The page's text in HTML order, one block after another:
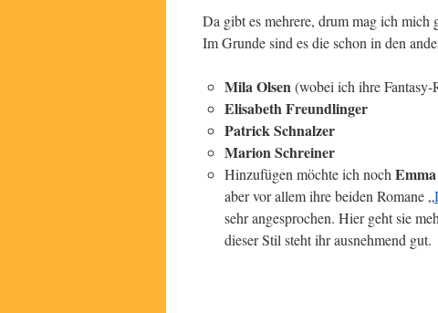
Da gibt es mehrere, drum mag ich mich
Im Grunde sind es die schon in den
Mila Olsen(wobei ich ihre Fantasy-
Elisabeth Freundlinger
Patrick Schnalzer
Marion Schreiner
Hinzufügen möchte ich noch
aber vor allem ihre beiden Romane „
sehr angesprochen. Hier geht sie
dieser Stil steht ihr ausnehmend gut.